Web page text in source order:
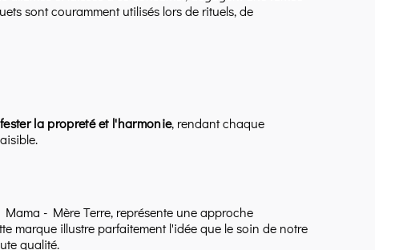
sont couramment utilisés lors de rituels, de
la propreté et l'harmonie, rendant chaque
- Mère Terre, représente une approche
marque illustre parfaitement l'idée que le soin de notre
qualité.